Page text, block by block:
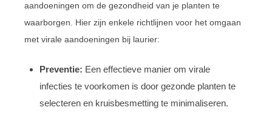
aandoeningen om de gezondheid van je planten te
waarborgen. Hier zijn enkele richtlijnen voor het omgaan
met virale aandoeningen bij laurier:
Preventie: Een effectieve manier om virale
infecties te voorkomen is door gezonde planten te
selecteren en kruisbesmetting te minimaliseren.